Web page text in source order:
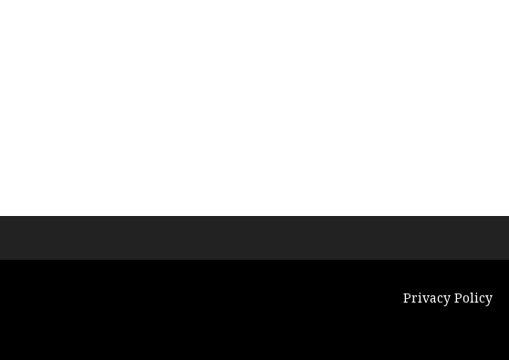
Privacy Policy